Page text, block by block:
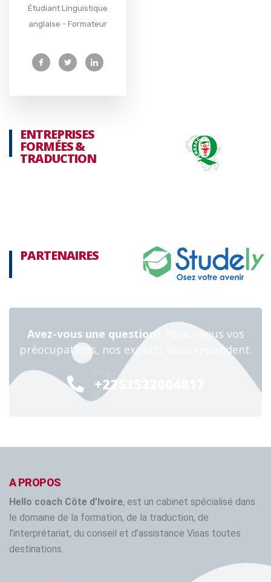
Étudiant Linguistique
anglaise - Formateur
ENTREPRISES
FORMÉES &
TRADUCTION
PARTENAIRES
Avez-vous une question?
Posez-nous vos
préocupations, nos experts vous répondent.
+2252522004817
24/7
A PROPOS
Hello coach Côte d’Ivoire, est un cabinet spécialisé dans
le domaine de la formation, de la traduction, de
l’interprétariat, du conseil et d’assistance Visas toutes
destinations.